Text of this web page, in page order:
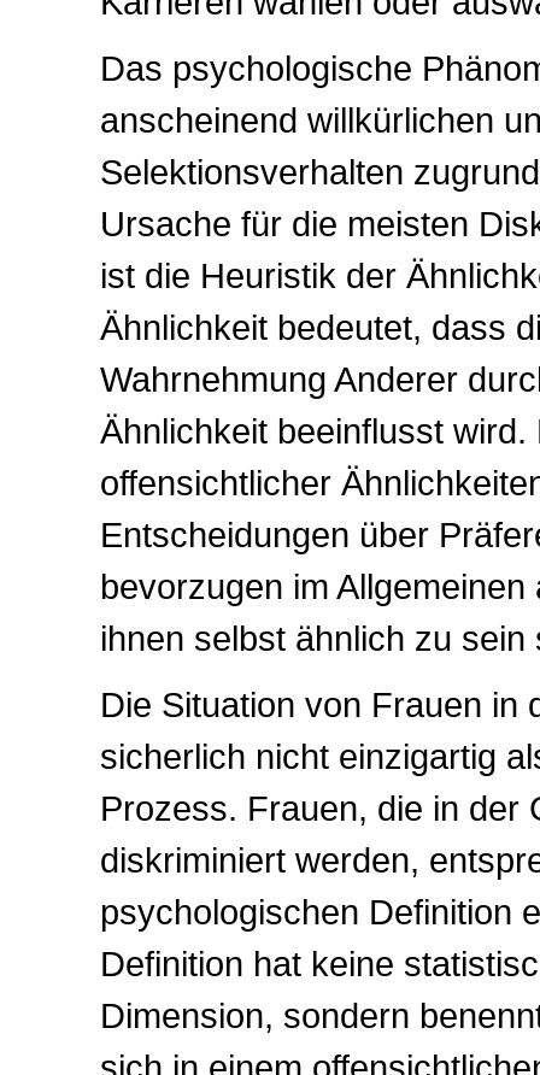
Das psychologische
anscheinend willkürlichen
Selektionsverhalten
Ursache für die meisten
ist die Heuristik der
Ähnlichkeit bedeutet, dass
Wahrnehmung Anderer
Ähnlichkeit beeinflusst wird.
offensichtlicher
Entscheidungen über
bevorzugen im
ihnen selbst ähnlich zu sein
Die Situation von Frauen in
sicherlich nicht einzigartig
Prozess. Frauen, die in der
diskriminiert werden,
psychologischen Definition
Definition hat keine
Dimension, sondern